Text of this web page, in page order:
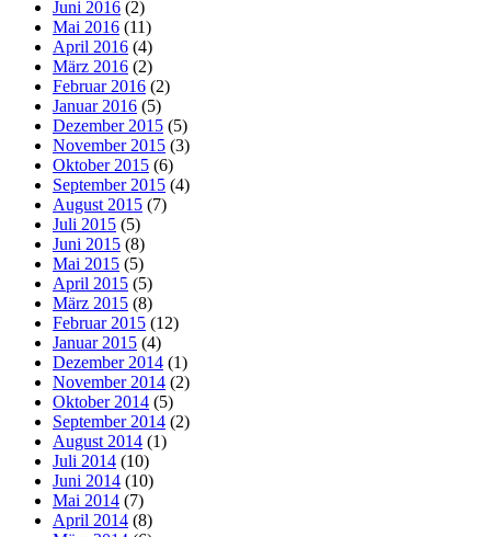
Juni 2016 (2)
Mai 2016 (11)
April 2016 (4)
März 2016 (2)
Februar 2016 (2)
Januar 2016 (5)
Dezember 2015 (5)
November 2015 (3)
Oktober 2015 (6)
September 2015 (4)
August 2015 (7)
Juli 2015 (5)
Juni 2015 (8)
Mai 2015 (5)
April 2015 (5)
März 2015 (8)
Februar 2015 (12)
Januar 2015 (4)
Dezember 2014 (1)
November 2014 (2)
Oktober 2014 (5)
September 2014 (2)
August 2014 (1)
Juli 2014 (10)
Juni 2014 (10)
Mai 2014 (7)
April 2014 (8)